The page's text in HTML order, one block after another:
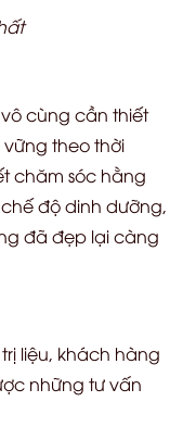
cùng cần thiết
theo thời
chăm sóc hằng
độ dinh dưỡng,
đã đẹp lại càng
liệu, khách hàng
những tư vấn